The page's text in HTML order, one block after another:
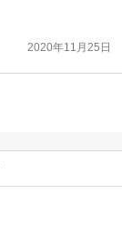
2020年11月25日